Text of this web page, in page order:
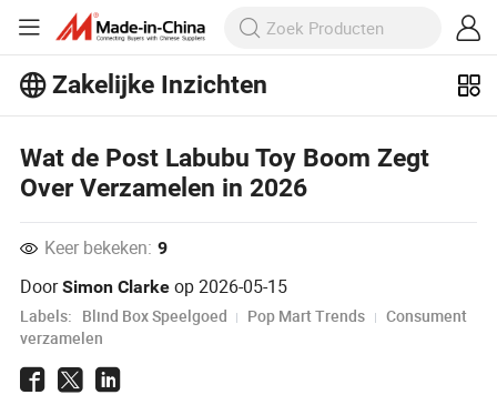
Zakelijke Inzichten
Business Insights!
Meer bekijken
Wat de Post Labubu Toy Boom Zegt
Over Verzamelen in 2026
Keer bekeken: 9
DoorSimon Clarke op2026-05-15
Labels: Blind Box Speelgoed Pop Mart Trends
Consument
verzamelen